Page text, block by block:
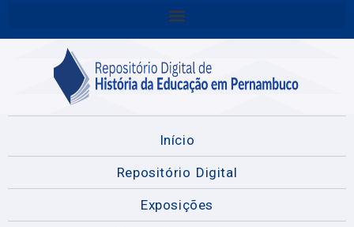
Início
Repositório Digital
Exposições